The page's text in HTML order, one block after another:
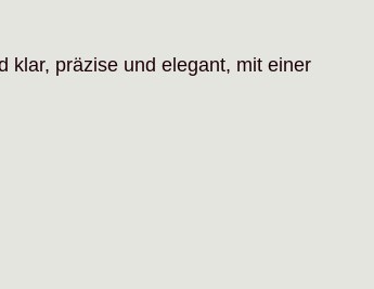
klar, präzise und elegant, mit einer